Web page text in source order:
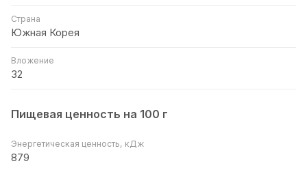
Страна
Южная Корея
Вложение
32
Пищевая ценность на 100 г
Энергетическая ценность, кДж
879